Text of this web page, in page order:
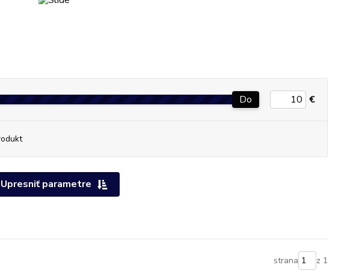
Upresniť parametre
Do €
strana z 1